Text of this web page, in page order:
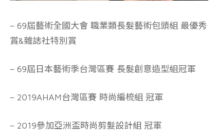
– 69屆藝術全國大會 職業類長髮藝術包頭組 最優秀
賞&雜誌社特別賞
– 69屆日本藝術季台灣區賽 長髮創意造型組冠軍
– 2019AHAM台灣區賽 時尚編梳組 冠軍
– 2019參加亞洲盃時尚剪髮設計組 冠軍